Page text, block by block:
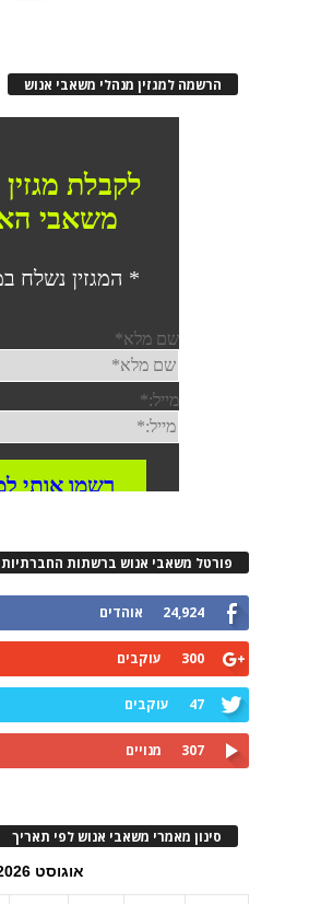
הרשמה למגזין מנהלי משאבי אנוש
פורטל משאבי אנוש ברשתות החברתיות
24,924 אוהדים
300 עוקבים
47 עוקבים
307 מנויים
סינון מאמרי משאבי אנוש לפי תאריך
אוגוסט 2026